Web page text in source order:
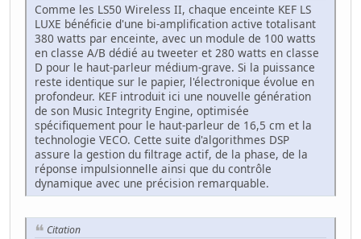
Comme les LS50 Wireless II, chaque enceinte KEF LS
LUXE bénéficie d'une bi-amplification active totalisant
380 watts par enceinte, avec un module de 100 watts
en classe A/B dédié au tweeter et 280 watts en classe
D pour le haut-parleur médium-grave. Si la puissance
reste identique sur le papier, l'électronique évolue en
profondeur. KEF introduit ici une nouvelle génération
de son Music Integrity Engine, optimisée
spécifiquement pour le haut-parleur de 16,5 cm et la
technologie VECO. Cette suite d'algorithmes DSP
assure la gestion du filtrage actif, de la phase, de la
réponse impulsionnelle ainsi que du contrôle
dynamique avec une précision remarquable.
Citation